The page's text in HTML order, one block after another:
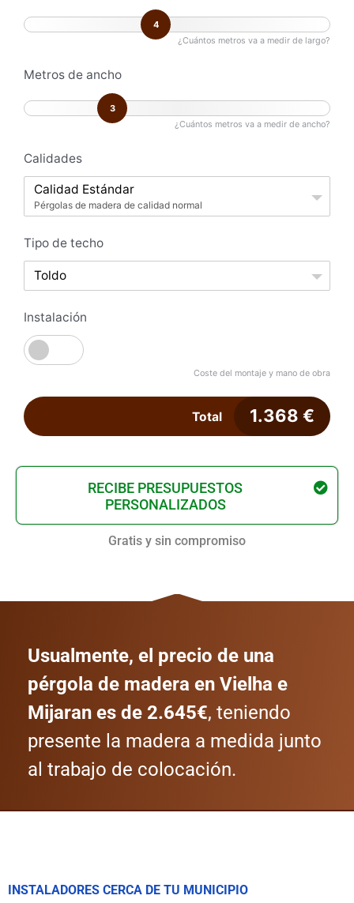
4
¿Cuántos metros va a medir de largo?
Metros de ancho
3
¿Cuántos metros va a medir de ancho?
Calidades
Calidad Estándar
Pérgolas de madera de calidad normal
Tipo de techo
Toldo
Instalación
Coste del montaje y mano de obra
Total 1.368 €
RECIBE PRESUPUESTOS
PERSONALIZADOS
Gratis y sin compromiso
Usualmente, el precio de una
pérgola de madera en Vielha e
Mijaran es de 2.645€, teniendo
presente la madera a medida junto
al trabajo de colocación.
INSTALADORES CERCA DE TU MUNICIPIO